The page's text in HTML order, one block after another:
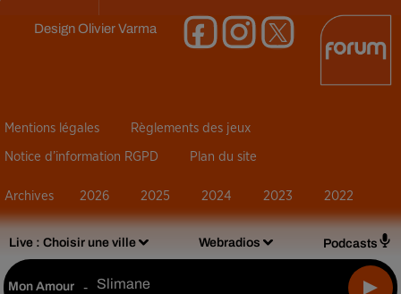
Live : Choisir une ville Webradios Podcasts
Mon Amour - Slimane
DesignOlivier Varma
Mentions légales Règlements des jeux
Notice d’information RGPD Plan du site
Archives 2026 2025 2024 2023 2022